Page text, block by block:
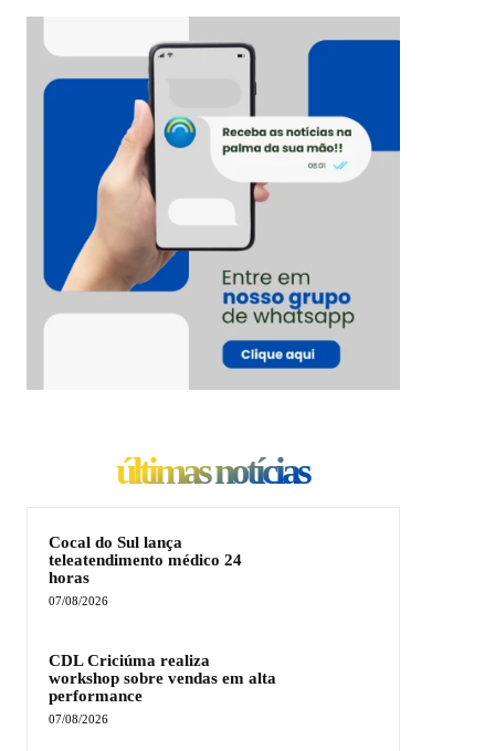
últimas notícias
Cocal do Sul lança
teleatendimento médico 24
horas
07/08/2026
CDL Criciúma realiza
workshop sobre vendas em alta
performance
07/08/2026